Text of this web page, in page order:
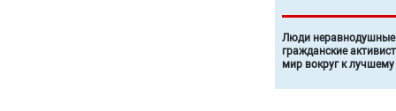
Люди неравнодушные
гражданские
мир вокруг к лучшему